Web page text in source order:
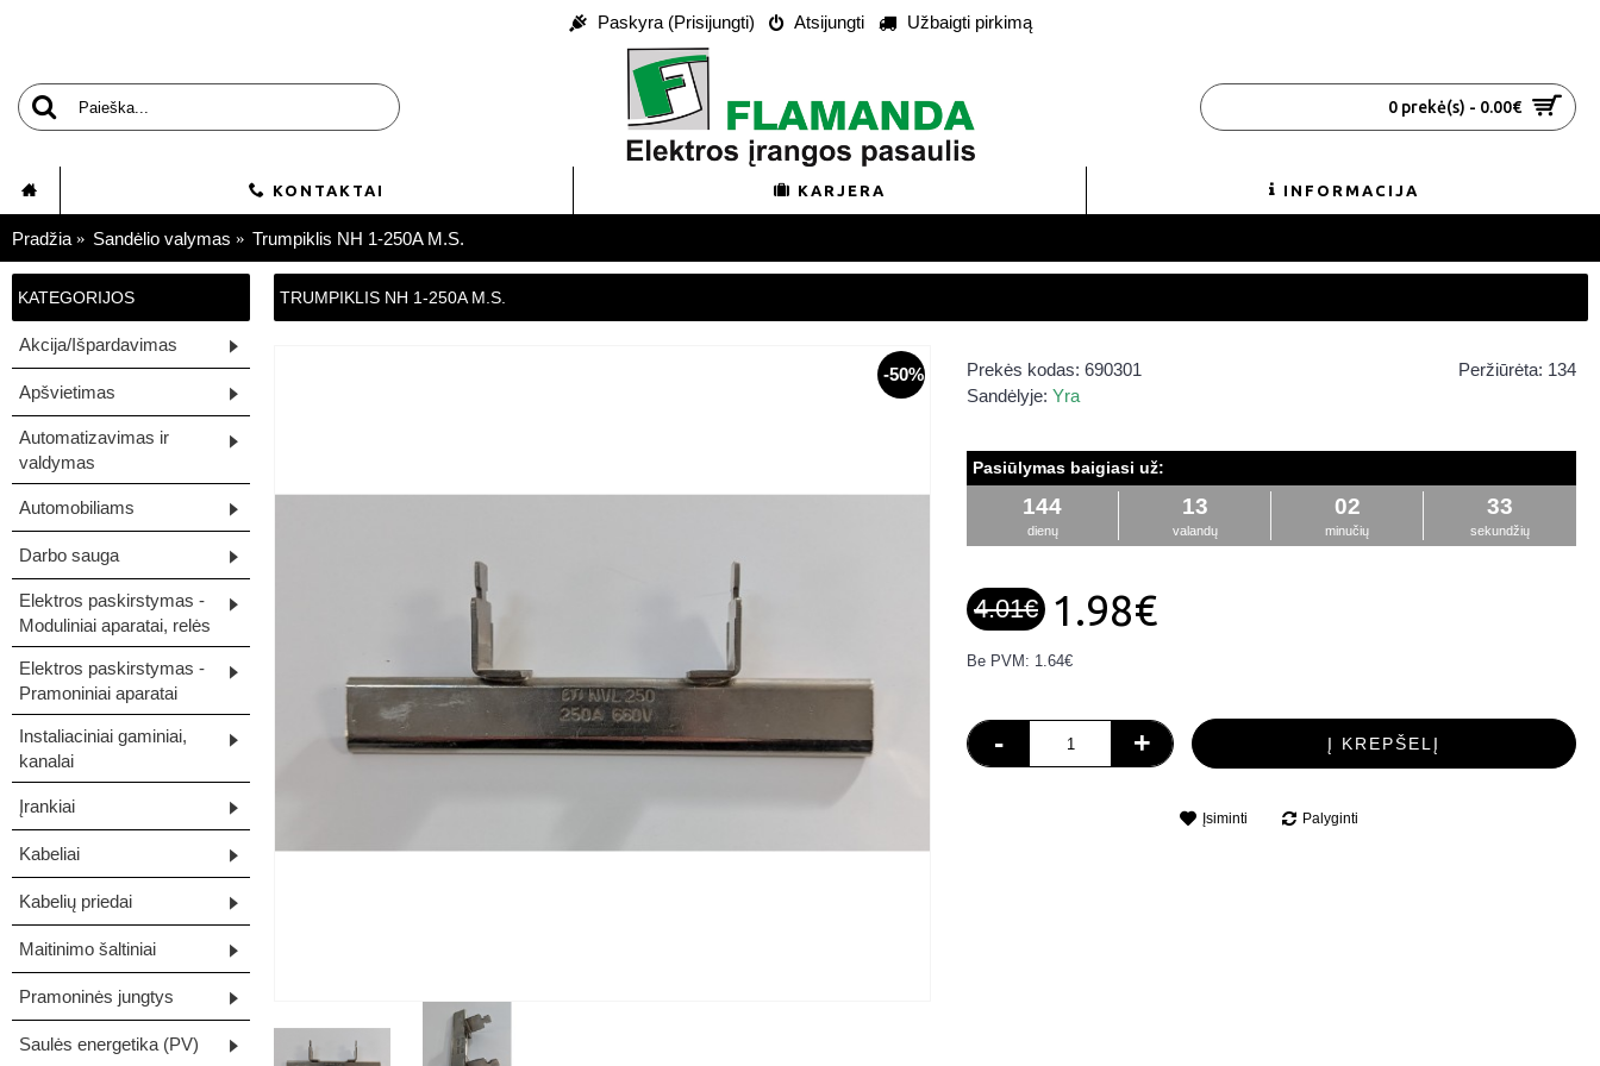
Paskyra (Prisijungti) Atsijungti Užbaigti pirkimą
0 prekė(s) - 0.00€
KONTAKTAI KARJERA INFORMACIJA
Pradžia Sandėlio valymas Trumpiklis NH 1-250A M.S.
KATEGORIJOS
Akcija/Išpardavimas
Apšvietimas
Automatizavimas ir
valdymas
Automobiliams
Darbo sauga
Elektros paskirstymas -
Moduliniai aparatai, relės
Elektros paskirstymas -
Pramoniniai aparatai
Instaliaciniai gaminiai,
kanalai
Įrankiai
Kabeliai
Kabelių priedai
Maitinimo šaltiniai
Pramoninės jungtys
Saulės energetika (PV)
TRUMPIKLIS NH 1-250A M.S.
-50% Peržiūrėta: 134
Prekės kodas: 690301
Sandėlyje: Yra
Pasiūlymas baigiasi už:
144
dienų
13
valandų
02
minučių
33
sekundžių
4.01€ 1.98€
Be PVM: 1.64€
- + Į KREPŠELĮ
Įsiminti Palyginti